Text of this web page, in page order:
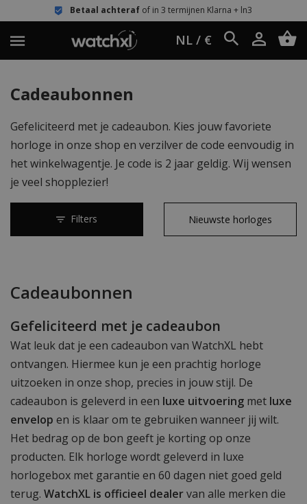
Betaal achterafof in 3 termijnen Klarna + ln3
NL / €
Cadeaubonnen
Gefeliciteerd met je cadeaubon. Kies jouw favoriete
horloge in onze shop en verzilver de code eenvoudig in
het winkelwagentje. Je code is 2 jaar geldig. Wij wensen
je veel shopplezier!
Filters
Cadeaubonnen
Gefeliciteerd met je cadeaubon
Wat leuk dat je een cadeaubon van WatchXL hebt
ontvangen. Hiermee kun je een prachtig horloge
uitzoeken in onze shop, precies in jouw stijl. De
cadeaubon is geleverd in een luxe uitvoering met luxe
envelop en is klaar om te gebruiken wanneer jij wilt.
Het bedrag op de bon geeft je korting op onze
producten. Elk horloge wordt geleverd in luxe
horlogebox met garantie en 60 dagen niet goed geld
terug. WatchXL is officieel dealervan alle merken die